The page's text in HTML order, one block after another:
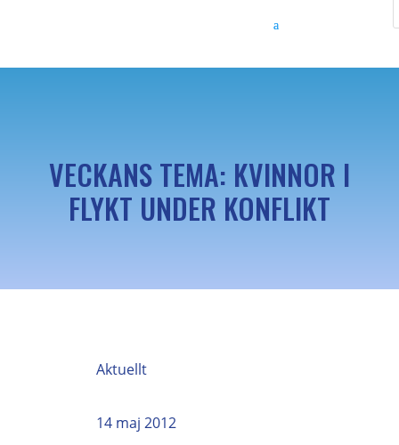
VECKANS TEMA: KVINNOR I
FLYKT UNDER KONFLIKT
Aktuellt
14 maj 2012